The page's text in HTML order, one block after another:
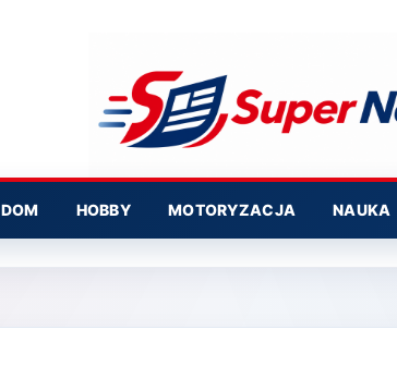
DOM HOBBY MOTORYZACJA NAUKA